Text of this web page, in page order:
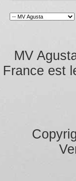
MV
France est